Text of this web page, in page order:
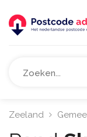
Zeeland